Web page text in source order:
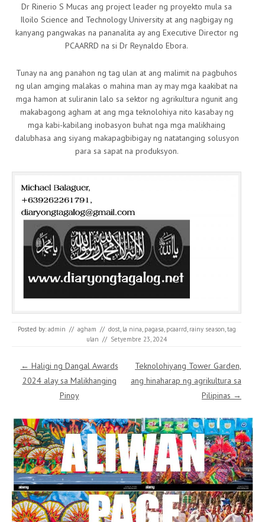
Dr Rinerio S Mucas ang project leader ng proyekto mula sa
Iloilo Science and Technology University at ang nagbigay ng
kanyang pangwakas na pananalita ay ang Executive Director ng
PCAARRD na si Dr Reynaldo Ebora.
Tunay na ang panahon ng tag ulan at ang malimit na pagbuhos
ng ulan amging malakas o mahina man ay may mga kaakibat na
mga hamon at suliranin lalo sa sektor ng agrikultura ngunit ang
makabagong agham at ang mga teknolohiya nito kasabay ng
mga kabi-kabilang inobasyon buhat nga mga malikhaing
dalubhasa ang siyang makapagbibigay ng natatanging solusyon
para sa sapat na produksyon.
Posted by: admin // agham // dost, la nina pagasa pcaarrd rainy season tag
ulan // Setyembre 23, 2024
Post navigation
← Haligi ng Dangal Awards
2024 alay sa Malikhanging
Pinoy
Teknolohiyang Tower Garden,
ang hinaharap ng agrikultura sa
Pilipinas →